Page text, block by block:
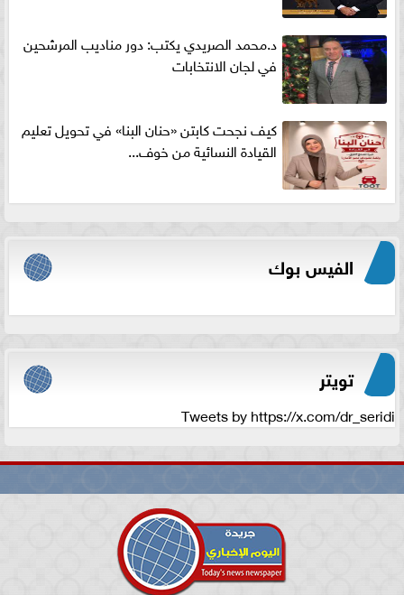
د.محمد الصريدي يكتب: دور مناديب المرشحين
في لجان الانتخابات
كيف نجحت كابتن «حنان البنا» في تحويل تعليم
القيادة النسائية من خوف...
الفيس بوك
تويتر
Tweets by https://x.com/dr_seridi